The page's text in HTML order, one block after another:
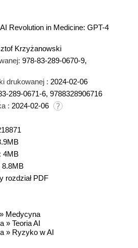
Revolution in Medicine: GPT-4
Krzyżanowski
978-83-289-0670-9,
drukowanej : 2024-02-06
289-0671-6, 9788328906716
: 2024-02-06
4MB
8.8MB
rozdział PDF
» Medycyna
» Teoria AI
» Ryzyko w AI